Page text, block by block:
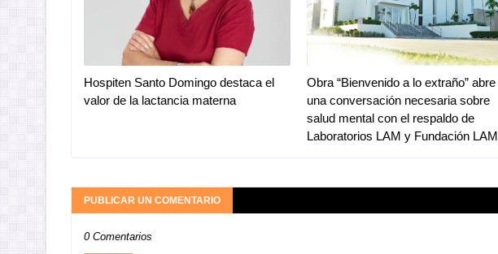
Hospiten Santo Domingo destaca el
valor de la lactancia materna
Obra “Bienvenido a lo extraño” abre
una conversación necesaria sobre
salud mental con el respaldo de
Laboratorios LAM y Fundación LAM
PUBLICAR UN COMENTARIO
0 Comentarios